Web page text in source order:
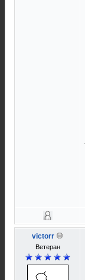
victorr
Ветеран